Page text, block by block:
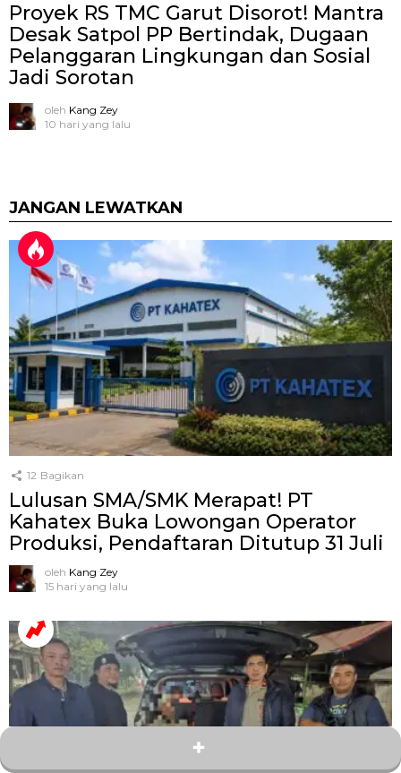
Proyek RS TMC Garut Disorot! Mantra
Desak Satpol PP Bertindak, Dugaan
Pelanggaran Lingkungan dan Sosial
Jadi Sorotan
oleh Kang Zey
10 hari yang lalu
JANGAN LEWATKAN
12 Bagikan
Lulusan SMA/SMK Merapat! PT
Kahatex Buka Lowongan Operator
Produksi, Pendaftaran Ditutup 31 Juli
oleh Kang Zey
15 hari yang lalu